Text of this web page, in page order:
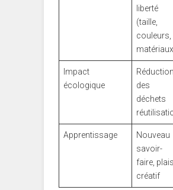
liberté
(taille,
couleurs,
Impact
écologique
Réduction
des
déchets
Apprentissage
Nouveau
savoir-
faire,
créatif